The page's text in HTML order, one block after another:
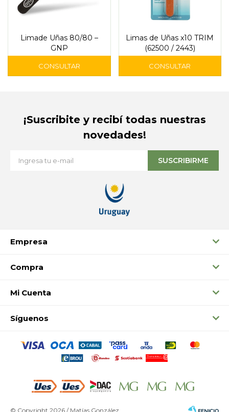
Limade Uñas 80/80 –
GNP
Limas de Uñas x10 TRIM
(62500 / 2443)
Empresa
Compra
Mi Cuenta
Síguenos
¡Suscribite y recibí todas nuestras
novedades!
SUSCRIBIRME
© Copyright 2026 / Matías González